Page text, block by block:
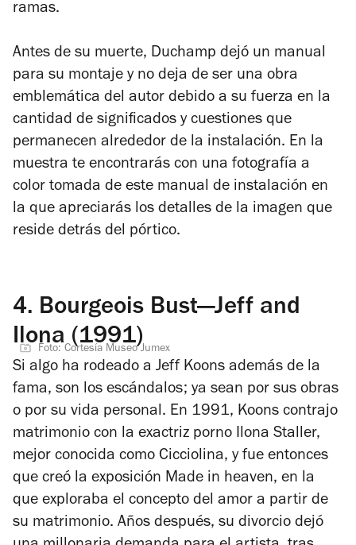
ramas.
Antes de su muerte, Duchamp dejó un manual
para su montaje y no deja de ser una obra
emblemática del autor debido a su fuerza en la
cantidad de significados y cuestiones que
permanecen alrededor de la instalación. En la
muestra te encontrarás con una fotografía a
color tomada de este manual de instalación en
la que apreciarás los detalles de la imagen que
reside detrás del pórtico.
4. Bourgeois Bust—Jeff and
Ilona (1991)
Foto: Cortesía Museo Jumex
Si algo ha rodeado a Jeff Koons además de la
fama, son los escándalos; ya sean por sus obras
o por su vida personal. En 1991, Koons contrajo
matrimonio con la exactriz porno Ilona Staller,
mejor conocida como Cicciolina, y fue entonces
que creó la exposición Made in heaven, en la
que exploraba el concepto del amor a partir de
su matrimonio. Años después, su divorcio dejó